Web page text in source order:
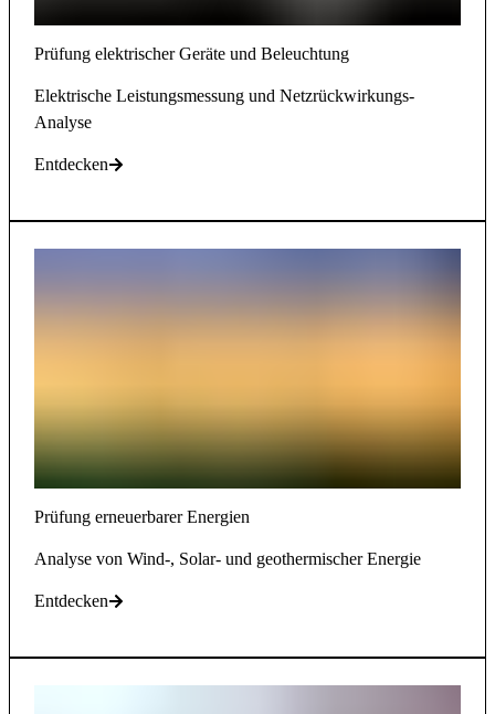
Prüfung elektrischer Geräte und Beleuchtung
Elektrische Leistungsmessung und Netzrückwirkungs-
Analyse
Entdecken
Prüfung erneuerbarer Energien
Analyse von Wind-, Solar- und geothermischer Energie
Entdecken